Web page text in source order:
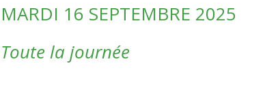
MARDI 16 SEPTEMBRE 2025
Toute la journée